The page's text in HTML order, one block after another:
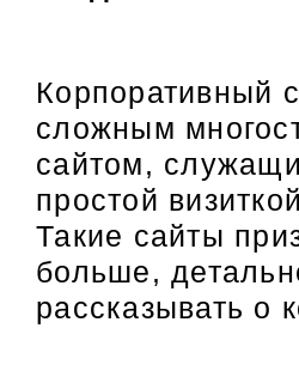
Корпоративный
сложным
сайтом,
простой
Такие сайты
больше,
рассказывать о